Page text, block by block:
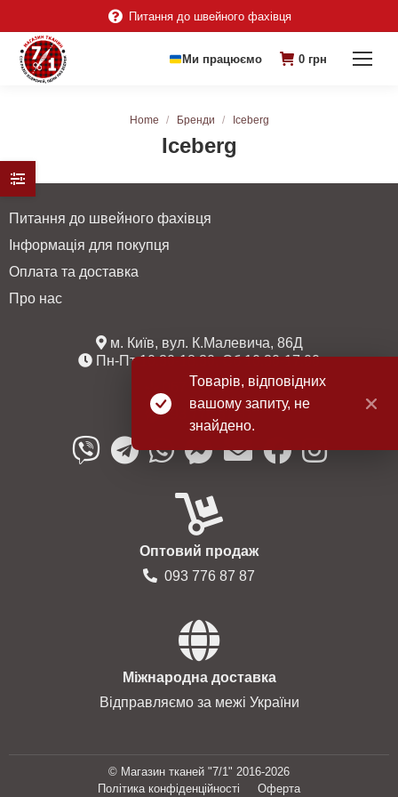
Питання до швейного фахівця
Ми працюємо 0 грн
Iceberg
You are here:
Home Бренди Iceberg
Товарів, відповідних
вашому запиту, не
знайдено.
Питання до швейного фахівця
Інформація для покупця
Оплата та доставка
Про нас
м. Київ, вул. К.Малевича, 86Д
Пн-Пт 10:30-18:30, Сб 10:30-17:00
067 235 38 77
093 776 87 87
Оптовий продаж
093 776 87 87
Міжнародна доставка
Відправляємо за межі України
© Магазин тканей "7/1" 2016-2026
Політика конфіденційності
Оферта